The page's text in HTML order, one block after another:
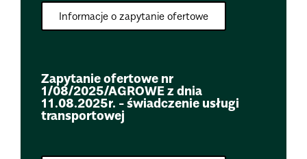
Informacje o zapytanie ofertowe
Zapytanie ofertowe nr
1/08/2025/AGROWE z dnia
11.08.2025r. - świadczenie usługi
transportowej